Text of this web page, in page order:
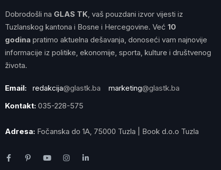
Dobrodošli na GLAS TK , vaš pouzdani izvor vijesti iz
Tuzlanskog kantona i Bosne i Hercegovine. Već 10
godina pratimo aktuelna dešavanja, donoseći vam najnovije
informacije iz politike, ekonomije, sporta, kulture i društvenog
života.
Email: redakcija@glastk.ba marketing@glastk.ba
Kontakt: 035-228-575
Adresa: Fočanska do 1A, 75000 Tuzla | Book d.o.o Tuzla